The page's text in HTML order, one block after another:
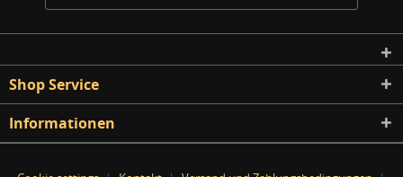
Shop Service
Informationen